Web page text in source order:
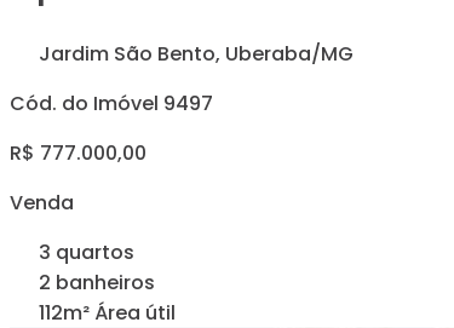
Jardim São Bento, Uberaba/MG
Cód. do Imóvel 9497
R$ 777.000,00
Venda
3 quartos
2 banheiros
112m² Área útil